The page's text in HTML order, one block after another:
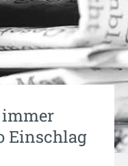
Einschlag